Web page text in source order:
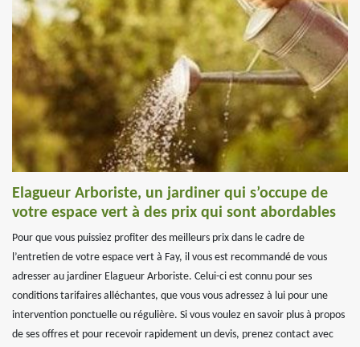
Elagueur Arboriste, un jardiner qui s’occupe de
votre espace vert à des prix qui sont abordables
Pour que vous puissiez profiter des meilleurs prix dans le cadre de
l’entretien de votre espace vert à Fay, il vous est recommandé de vous
adresser au jardiner Elagueur Arboriste. Celui-ci est connu pour ses
conditions tarifaires alléchantes, que vous vous adressez à lui pour une
intervention ponctuelle ou régulière. Si vous voulez en savoir plus à propos
de ses offres et pour recevoir rapidement un devis, prenez contact avec